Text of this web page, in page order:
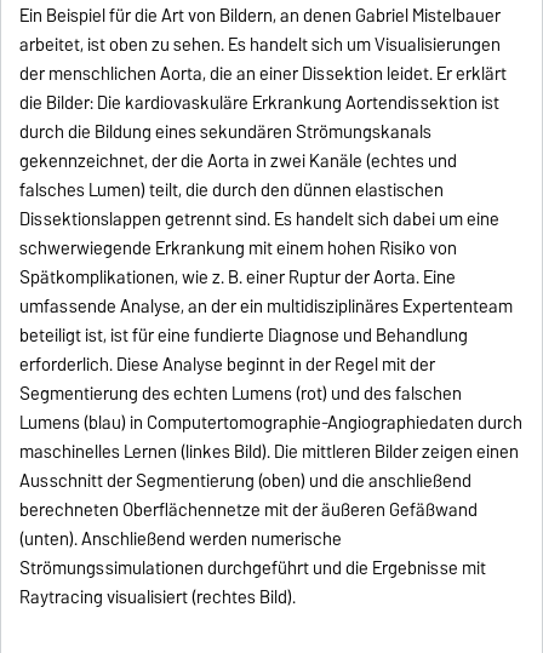
Ein Beispiel für die Art von Bildern, an denen Gabriel Mistelbauer
arbeitet, ist oben zu sehen. Es handelt sich um Visualisierungen
der menschlichen Aorta, die an einer Dissektion leidet. Er erklärt
die Bilder: Die kardiovaskuläre Erkrankung Aortendissektion ist
durch die Bildung eines sekundären Strömungskanals
gekennzeichnet, der die Aorta in zwei Kanäle (echtes und
falsches Lumen) teilt, die durch den dünnen elastischen
Dissektionslappen getrennt sind. Es handelt sich dabei um eine
schwerwiegende Erkrankung mit einem hohen Risiko von
Spätkomplikationen, wie z. B. einer Ruptur der Aorta. Eine
umfassende Analyse, an der ein multidisziplinäres Expertenteam
beteiligt ist, ist für eine fundierte Diagnose und Behandlung
erforderlich. Diese Analyse beginnt in der Regel mit der
Segmentierung des echten Lumens (rot) und des falschen
Lumens (blau) in Computertomographie-Angiographiedaten durch
maschinelles Lernen (linkes Bild). Die mittleren Bilder zeigen einen
Ausschnitt der Segmentierung (oben) und die anschließend
berechneten Oberflächennetze mit der äußeren Gefäßwand
(unten). Anschließend werden numerische
Strömungssimulationen durchgeführt und die Ergebnisse mit
Raytracing visualisiert (rechtes Bild).